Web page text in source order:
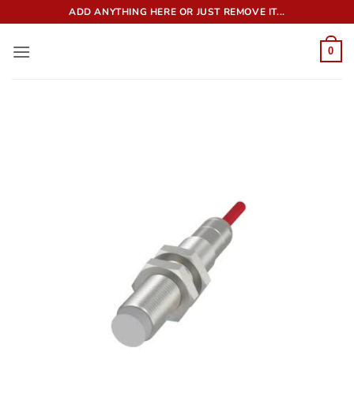
qua
nội
ADD ANYTHING HERE OR JUST REMOVE IT...
0